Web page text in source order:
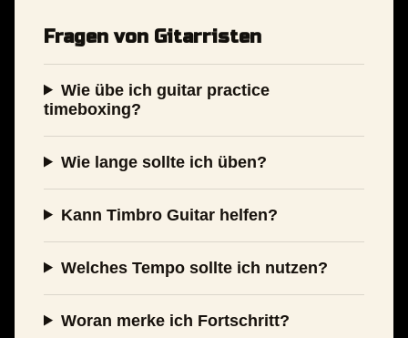
Fragen von Gitarristen
Wie übe ich guitar practice
timeboxing?
Wie lange sollte ich üben?
Kann Timbro Guitar helfen?
Welches Tempo sollte ich nutzen?
Woran merke ich Fortschritt?